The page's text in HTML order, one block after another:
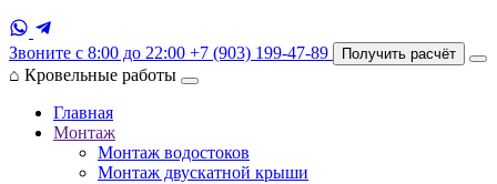
Звоните с 8:00 до 22:00 +7 (903) 199-47-89 Получить расчёт
⌂ Кровельные работы
Главная
Монтаж
Монтаж водостоков
Монтаж двускатной крыши